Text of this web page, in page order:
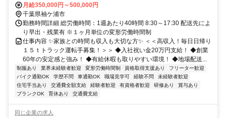
月給350,000円～500,000円
千葉県袖ケ浦市
勤務時間詳細 総労働時間：1週あたり40時間 8:30～17:30 配送先によ
り早出・残業有 ※１ヶ月単位の変形労働時間制
仕事内容 ✨家族との時間も収入も大切な方✨ ＜＜高収入！毎日日帰り
１５ｔトラック運転手募集！＞＞ ◆入社祝い金20万円支給！ ◆創業
60年の安定感と強み！ ◆有給休暇も取りやすい環境！ ◆地場配送...
制服あり 業界未経験者歓迎 変形労働時間制 資格取得支援あり
フリーター歓迎
バイク通勤OK
学歴不問 車通勤OK 職場見学可 経験不問
未経験者歓迎
住宅手当あり
交通費全額支給 経験者歓迎 有資格者歓迎 研修あり
賞与あり
ブランクOK
育休あり 交通費支給
同じ企業の求人